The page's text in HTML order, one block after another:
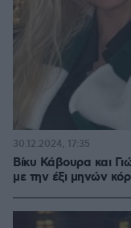
Βίκυ Κάβουρα και
με την έξι μηνών
30.12.2024, 17:35